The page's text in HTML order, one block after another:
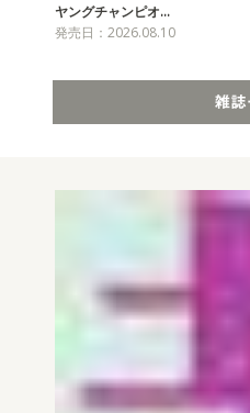
ヤングチャンピオ…
発売日：2026.08.10